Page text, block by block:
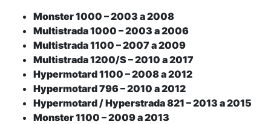
Monster 1000 – 2003 a 2008
Multistrada 1000 – 2003 a 2006
Multistrada 1100 – 2007 a 2009
Multistrada 1200/S – 2010 a 2017
Hypermotard 1100 – 2008 a 2012
Hypermotard 796 – 2010 a 2012
Hypermotard / Hyperstrada 821 – 2013 a 2015
Monster 1100 – 2009 a 2013